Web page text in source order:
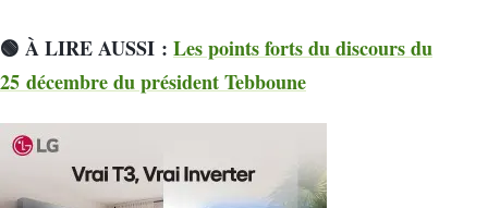
🟢 À LIRE AUSSI : Les points forts du discours du
25 décembre du président Tebboune